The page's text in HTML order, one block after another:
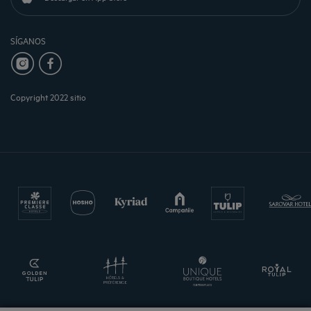
SÍGANOS
Copyright 2022 sitio